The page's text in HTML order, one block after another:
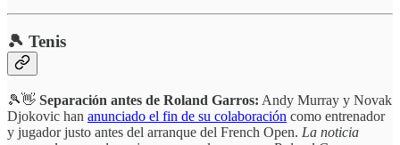
🎾 Tenis
🎾👋 Separación antes de Roland Garros: Andy Murray y Novak
Djokovic han anunciado el fin de su colaboración como entrenador
y jugador justo antes del arranque del French Open. La noticia